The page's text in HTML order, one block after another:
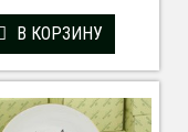
В КОРЗИНУ